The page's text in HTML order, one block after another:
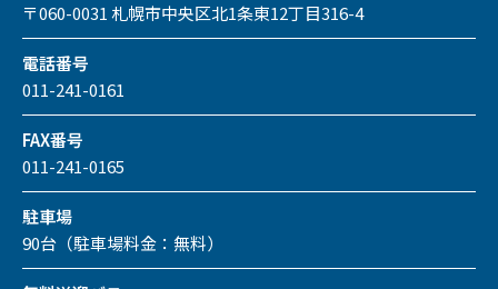
〒060-0031 札幌市中央区北1条東12丁目316-4
電話番号
011-241-0161
FAX番号
011-241-0165
駐車場
90台（駐車場料金：無料）